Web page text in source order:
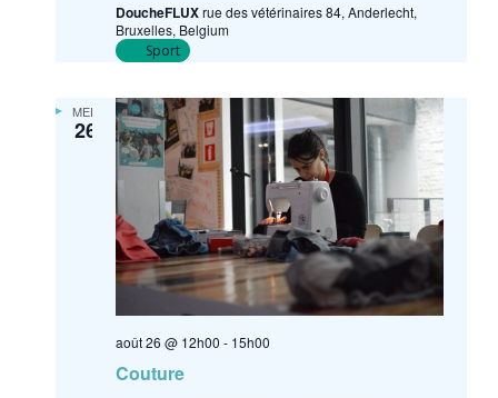
DoucheFLUXrue des vétérinaires 84, Anderlecht,
Bruxelles, Belgium
Sport
MER
26
Couture
août 26 @ 12h00 - 15h00